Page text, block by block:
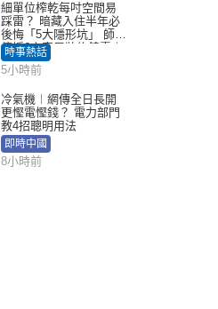
細單位榨乾每吋空間易
踩雷？ 暗藏入住半年必
後悔「5大隱形坑」 師傅
傳授6字家居裝修錦囊｜
Juicy叮
時事熱話
5小時前
冷氣機︱網傳全日長開
更慳電慳錢？ 電力部門
教4招聰明用法
即時中國
8小時前